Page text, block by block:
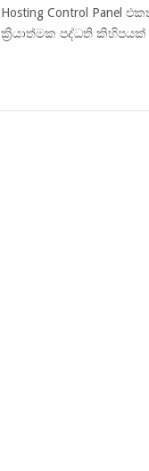
Hosting Control Panel
ක්‍රියාත්මක පද්ධති